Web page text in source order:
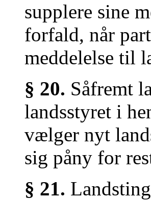
supplere sine
forfald, når
meddelelse til
§ 20. Såfremt
landsstyret i
vælger nyt
sig påny for
§ 21.